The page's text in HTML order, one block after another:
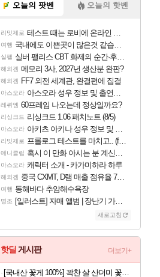
오늘의 팟벤 오늘의 핫벤
리밋제로 테스트 때는 로비에 온라인 기능이 있는데
여행 국내에도 이쁜곳이 많은것 같습니다
실팰 실버 팰리스 CBT 화제의 순간·후기 모음
해외겜 메모리 3사, 2027년 생산분 완판?
해외겜 FF7 외전 세계관, 완결편에 집결
아스오라 아스오라 성우 정보 및 출연작 모음
레퀴엠 60프레임 나오는데 정상일까요?
리싱크드 리싱크드 1.06 패치노트 (8/5)
아스오라 아키츠 아키나 성우 정보 및 주요 필모
리밋제로 프롤로그 테스트를 마치고.. (feat. 리아)
애니클립 혹시 이 만화 아시는 분 계신가요
아스오라 캐릭터 소개 - 카가미하라 하루
해외겜 중국 CXMT, D램 매출 점유율 7%…글로벌 4위로 부상
여행 동해바다 추암해수욕장
명조 [일러스트] 자매 앨범 | 장난기 가득한 오후의 공원 (리메이크판)
새로고침
핫딜 게시판 더보기+